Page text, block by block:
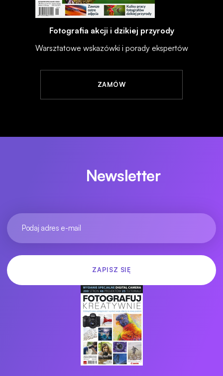
Fotografia akcji i dzikiej przyrody
Warsztatowe wskazówki i porady ekspertów
ZAMÓW
Newsletter